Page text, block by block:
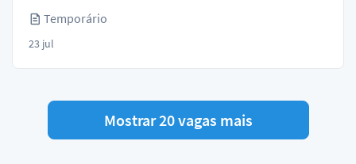
Temporário
23 jul
Mostrar 20 vagas mais